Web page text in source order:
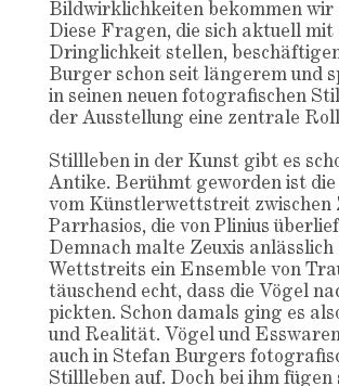
Bildwirklichkeiten bekommen wir
Diese Fragen, die sich aktuell mit
Dringlichkeit stellen,
Burger schon seit längerem und
in seinen neuen fotografischen
der Ausstellung eine zentrale
Stillleben in der Kunst gibt es
Antike. Berühmt geworden ist
vom Künstlerwettstreit zwischen
Parrhasios, die von Plinius
Demnach malte Zeuxis anlässlich
Wettstreits ein Ensemble von
täuschend echt, dass die Vögel
pickten. Schon damals ging es
und Realität. Vögel und
auch in Stefan Burgers
Stillleben auf. Doch bei ihm fügen